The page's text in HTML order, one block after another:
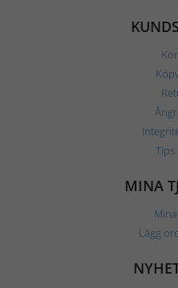
Tips
MINA
Lägg